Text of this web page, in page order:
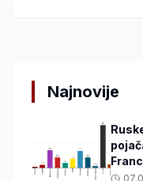
Najnovije